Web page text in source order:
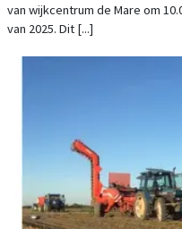
van wijkcentrum de Mare om
van 2025. Dit [...]